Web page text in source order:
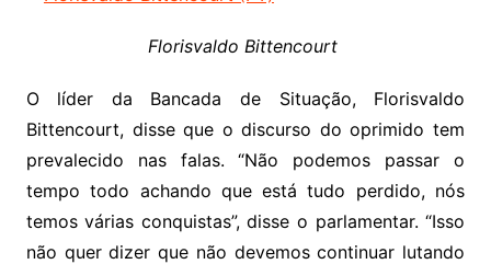
Florisvaldo Bittencourt
O líder da Bancada de Situação, Florisvaldo
Bittencourt, disse que o discurso do oprimido tem
prevalecido nas falas. “Não podemos passar o
tempo todo achando que está tudo perdido, nós
temos várias conquistas”, disse o parlamentar. “Isso
não quer dizer que não devemos continuar lutando